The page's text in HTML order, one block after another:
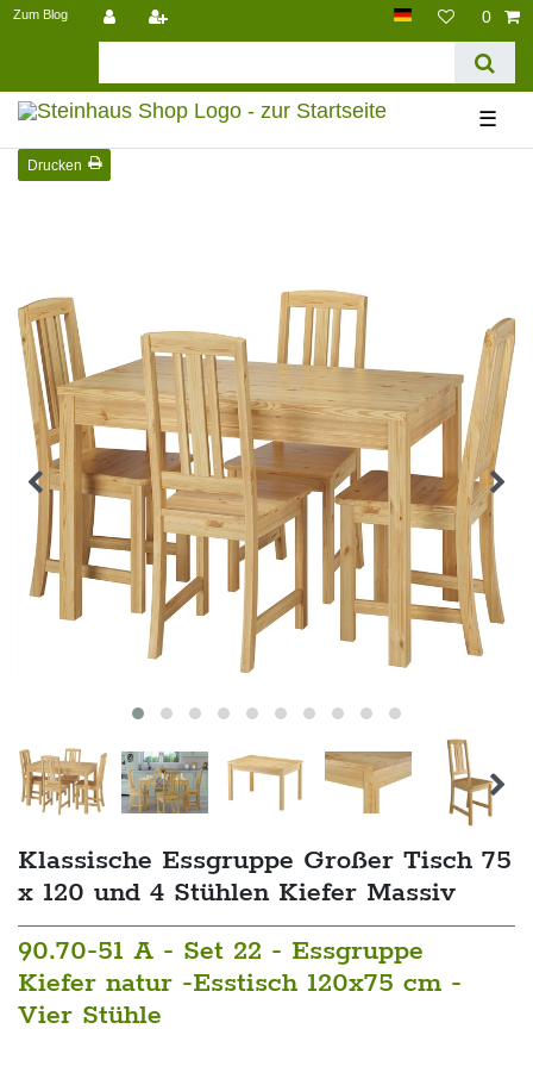
Zum Blog 0
☰
Drucken
Klassische Essgruppe Großer Tisch 75
x 120 und 4 Stühlen Kiefer Massiv
90.70-51 A - Set 22 - Essgruppe
Kiefer natur -Esstisch 120x75 cm -
Vier Stühle